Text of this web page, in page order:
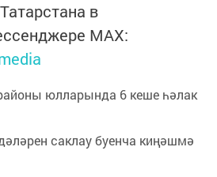
в
MАХ:
юлларында 6 кеше һәлак
саклау буенча киңәшмә